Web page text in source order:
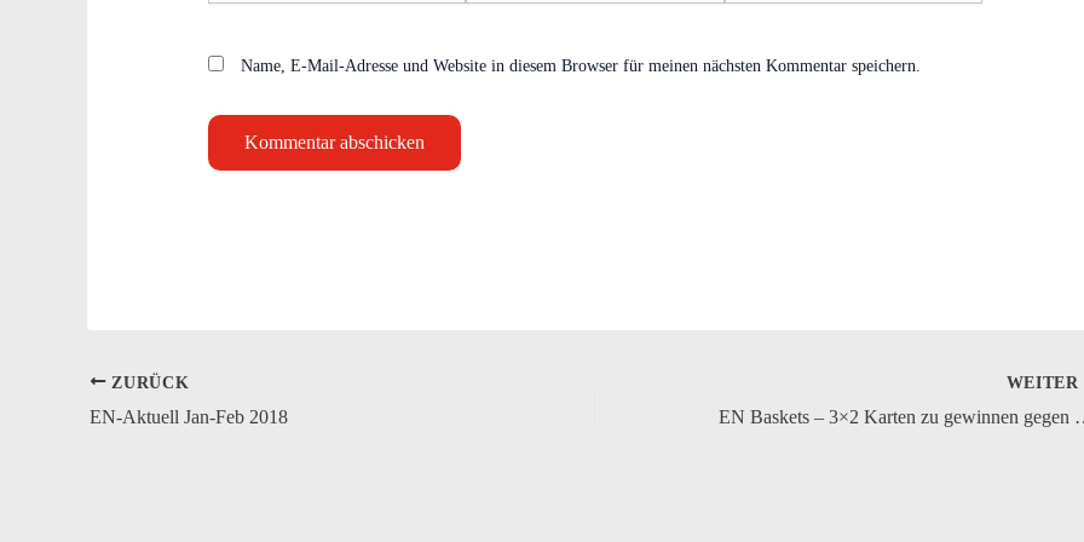
Name, E-Mail-Adresse und Website in diesem Browser für meinen nächsten Kommentar speichern.
ZURÜCK
EN-Aktuell Jan-Feb 2018
WEITER
EN Baskets – 3×2